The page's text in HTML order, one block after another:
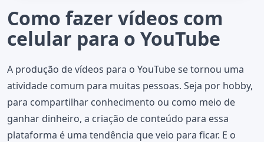
Como fazer vídeos com
celular para o YouTube
A produção de vídeos para o YouTube se tornou uma
atividade comum para muitas pessoas. Seja por hobby,
para compartilhar conhecimento ou como meio de
ganhar dinheiro, a criação de conteúdo para essa
plataforma é uma tendência que veio para ficar. E o